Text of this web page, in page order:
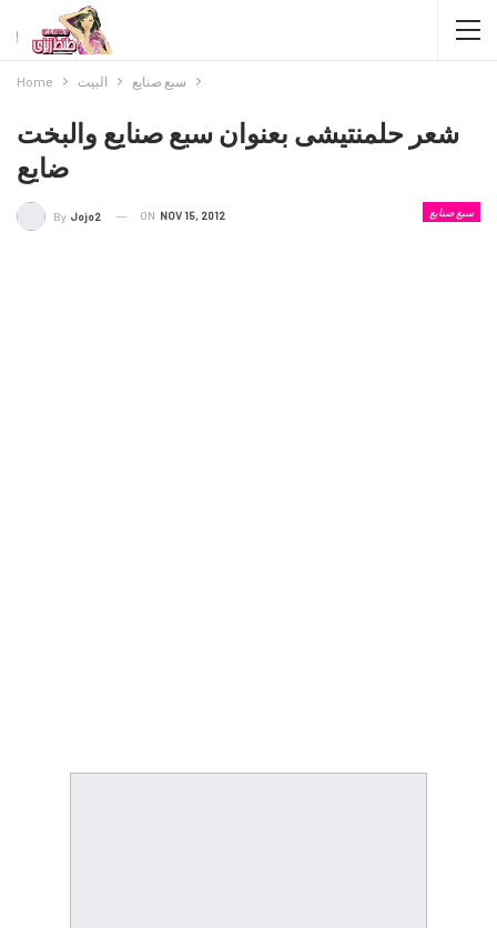
Home البيت سبع صنايع
شعر حلمنتيشى بعنوان سبع صنايع والبخت
ضايع
سبع صنايع By Jojo2 ON NOV 15, 2012